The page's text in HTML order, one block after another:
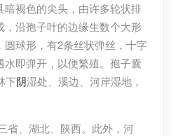
褐色的尖头，由许多轮状排
沿孢子叶的边缘生数个大形
球形，有2条丝状弹丝，十字
即弹开，以便繁殖。孢子囊
下阴湿处、溪边、河岸湿地，
省、湖北、陕西。此外，河